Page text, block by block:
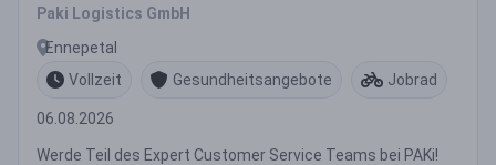
Paki Logistics GmbH
Ennepetal
Vollzeit
Gesundheitsangebote Jobrad
06.08.2026
Werde Teil des Expert Customer Service Teams bei PAKi!